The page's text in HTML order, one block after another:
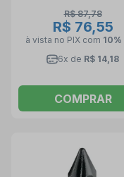
R$ 87,78
R$ 76,55
à vista no PIX com 10%
6x de R$ 14,18
COMPRAR